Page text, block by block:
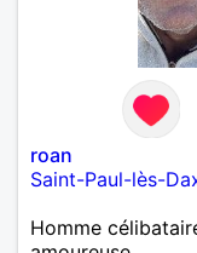
roan
Saint-Paul-lès-
Homme